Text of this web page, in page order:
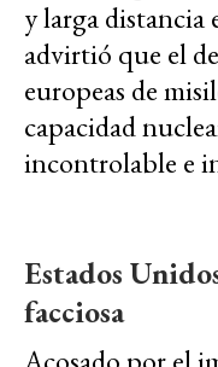
y larga
advirtió que el
europeas de
capacidad
incontrolable e
Estados
facciosa